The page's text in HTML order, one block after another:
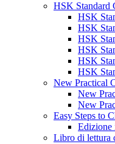
HSK Standard
HSK
HSK
HSK
HSK
HSK
HSK
New Practical
New
New
Easy Steps to
Edizione
Libro di lettura